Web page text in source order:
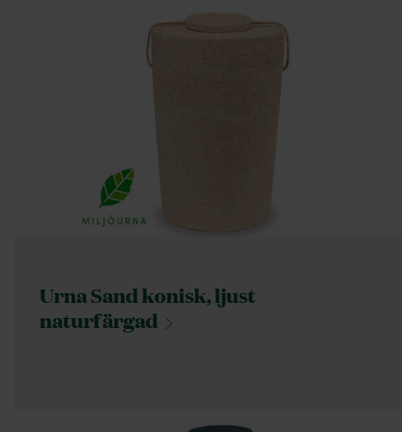
Urna Sand konisk, ljust
naturfärgad